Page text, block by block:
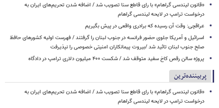
«قانون لیندسی گراهام» با رای قاطع سنا تصویب شد / اضافه شدن تحریم‌های ایران به
درخواست ترامپ در لایحه لیندسی گراهام
عراقچی: وقت آن رسیده که برادری واقعی در پیش بگیریم
اسرائیل و آمریکا جلوی حضور فرانسه در جنوب لبنان را گرفتند / فهرست اولیه کشورهای حافظ
صلح جنوب لبنان تائید شد /بیروت پیمانکاران امنیتی خصوصی را نپذیرفت
پروژه سالن رقص کاخ سفید متوقف شد / شکست ۴۰۰ میلیون دلاری ترامپ در دادگاه
پربیننده‌ترین
«قانون لیندسی گراهام» با رای قاطع سنا تصویب شد / اضافه شدن تحریم‌های ایران به
درخواست ترامپ در لایحه لیندسی گراهام